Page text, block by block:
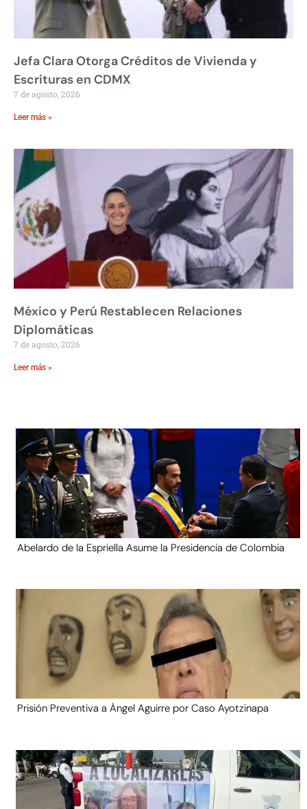
Jefa Clara Otorga Créditos de Vivienda y
Escrituras en CDMX
7 de agosto, 2026
Leer más »
México y Perú Restablecen Relaciones
Diplomáticas
7 de agosto, 2026
Leer más »
Abelardo de la Espriella Asume la Presidencia de Colombia
Prisión Preventiva a Ángel Aguirre por Caso Ayotzinapa